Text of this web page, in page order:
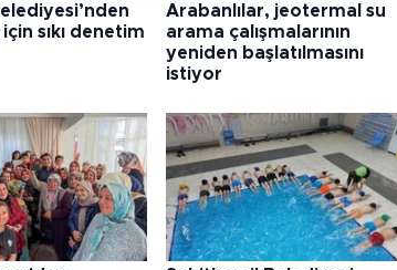
için sıkı denetim
Arabanlılar, jeotermal su
arama çalışmalarının
yeniden başlatılmasını
istiyor